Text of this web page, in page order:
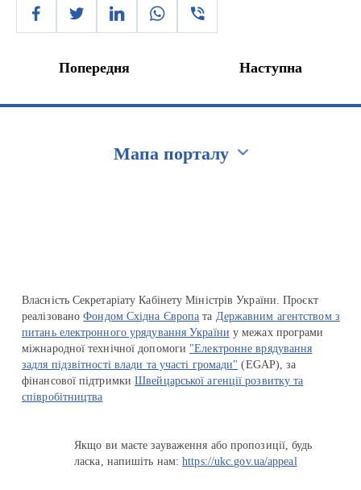
Попередня Наступна
Мапа порталу
Власність Секретаріату Кабінету Міністрів України. Проєкт
реалізованоФондом Східна Європа та Державним агентством з
питань електронного урядування України у межах програми
міжнародної технічної допомоги "Електронне врядування
задля підзвітності влади та участі громади" (EGAP), за
фінансової підтримкиШвейцарської агенції розвитку та
співробітництва
Якщо ви маєте зауваження або пропозиції, будь
ласка, напишіть нам:https://ukc.gov.ua/appeal